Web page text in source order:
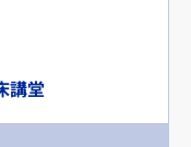
講堂